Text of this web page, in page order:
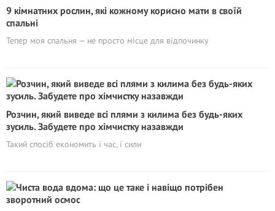
9 кімнатних рослин, які кожному корисно мати в своїй
спальні
Тепер моя спальня — не просто місце для відпочинку
Розчин, який виведе всі плями з килима без будь-яких
зусиль. Забудете про хімчистку назавжди
Такий спосіб економить і час, і сили